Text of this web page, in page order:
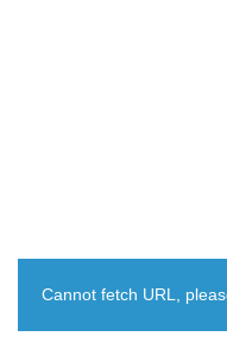
Cannot fetch URL,